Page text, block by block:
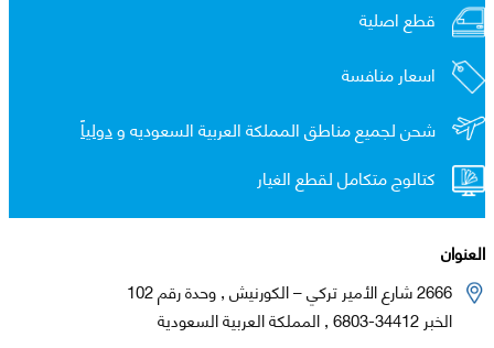
قطع اصلية
اسعار منافسة
شحن لجميع مناطق المملكة العربية السعوديه ودولياً
كتالوج متكامل لقطع الغيار
العنوان
2666 شارع الأمير تركي – الكورنيش , وحدة رقم 102
الخبر 34412-6803 , المملكة العربية السعودية